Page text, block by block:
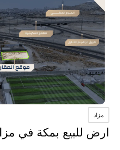
مزاد
ارض للبيع بمكة في